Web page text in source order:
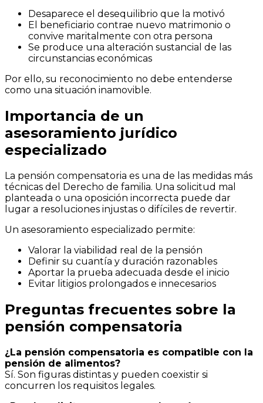
Desaparece el desequilibrio que la motivó
El beneficiario contrae nuevo matrimonio o
convive maritalmente con otra persona
Se produce una alteración sustancial de las
circunstancias económicas
Por ello, su reconocimiento no debe entenderse
como una situación inamovible.
Importancia de un
asesoramiento jurídico
especializado
La pensión compensatoria es una de las medidas más
técnicas del Derecho de familia. Una solicitud mal
planteada o una oposición incorrecta puede dar
lugar a resoluciones injustas o difíciles de revertir.
Un asesoramiento especializado permite:
Valorar la viabilidad real de la pensión
Definir su cuantía y duración razonables
Aportar la prueba adecuada desde el inicio
Evitar litigios prolongados e innecesarios
Preguntas frecuentes sobre la
pensión compensatoria
¿La pensión compensatoria es compatible con la
pensión de alimentos?
Sí. Son figuras distintas y pueden coexistir si
concurren los requisitos legales.